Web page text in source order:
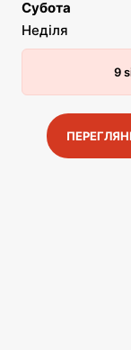
Субота
Неділя
9